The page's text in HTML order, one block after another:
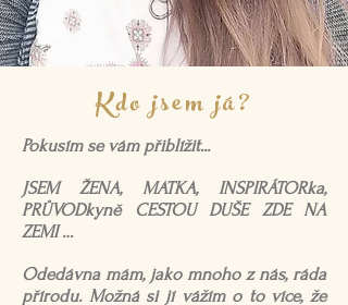
Kdo jsem já?
Pokusím se vám přiblížit...
JSEM ŽENA, MATKA, INSPIRÁTORka,
PRŮVODkyně CESTOU DUŠE ZDE NA
ZEMI …
Odedávna mám, jako mnoho z nás, ráda
přírodu. Možná si jí vážím o to více, že